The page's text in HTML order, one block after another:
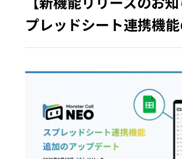
プレッドシート連携機